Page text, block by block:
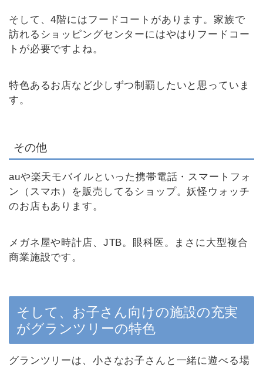
そして、4階にはフードコートがあります。家族で
訪れるショッピングセンターにはやはりフードコー
トが必要ですよね。
特色あるお店など少しずつ制覇したいと思っていま
す。
その他
auや楽天モバイルといった携帯電話・スマートフォ
ン（スマホ）を販売してるショップ。妖怪ウォッチ
のお店もあります。
メガネ屋や時計店、JTB。眼科医。まさに大型複合
商業施設です。
そして、お子さん向けの施設の充実
がグランツリーの特色
グランツリーは、小さなお子さんと一緒に遊べる場